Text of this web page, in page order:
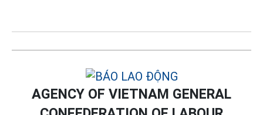
AGENCY OF VIETNAM GENERAL